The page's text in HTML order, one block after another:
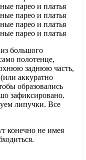
большого
полотенце,
заднюю часть,
аккуратно
образовались
зафиксировано.
липучки. Все
конечно не имея